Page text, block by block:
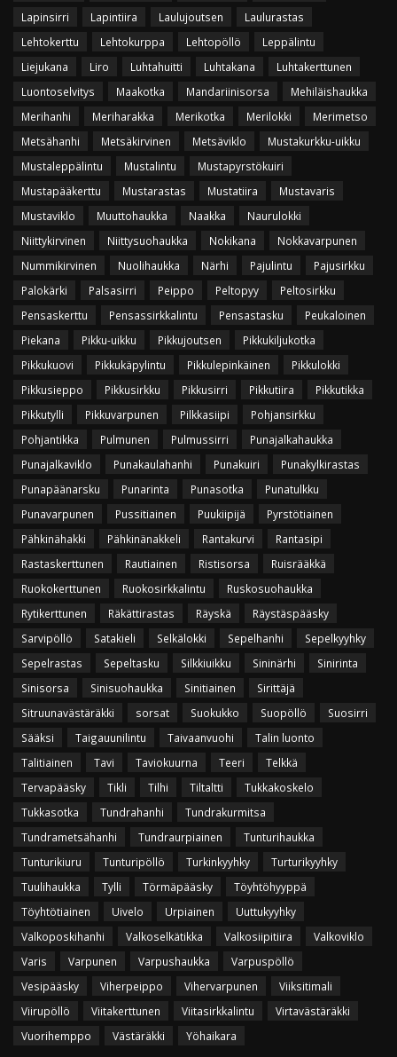
Lapinsirri
Lapintiira Laulujoutsen
Laulurastas
Lehtokerttu
Lehtokurppa Lehtopöllö
Leppälintu
Liejukana
Liro Luhtahuitti Luhtakana
Luhtakerttunen
Luontoselvitys
Maakotka Mandariinisorsa
Mehiläishaukka
Merihanhi
Meriharakka Merikotka Merilokki
Merimetso
Metsähanhi
Metsäkirvinen Metsäviklo
Mustakurkku-uikku
Mustaleppälintu
Mustalintu
Mustapyrstökuiri
Mustapääkerttu
Mustarastas Mustatiira
Mustavaris
Mustaviklo
Muuttohaukka Naakka
Naurulokki
Niittykirvinen
Niittysuohaukka Nokikana
Nokkavarpunen
Nummikirvinen
Nuolihaukka Närhi Pajulintu
Pajusirkku
Palokärki
Palsasirri Peippo Peltopyy
Peltosirkku
Pensaskerttu
Pensassirkkalintu Pensastasku
Peukaloinen
Piekana
Pikku-uikku Pikkujoutsen
Pikkukiljukotka
Pikkukuovi
Pikkukäpylintu Pikkulepinkäinen
Pikkulokki
Pikkusieppo
Pikkusirkku Pikkusirri Pikkutiira
Pikkutikka
Pikkutylli
Pikkuvarpunen Pilkkasiipi
Pohjansirkku
Pohjantikka
Pulmunen Pulmussirri
Punajalkahaukka
Punajalkaviklo
Punakaulahanhi Punakuiri
Punakylkirastas
Punapäänarsku
Punarinta Punasotka
Punatulkku
Punavarpunen
Pussitiainen Puukiipijä
Pyrstötiainen
Pähkinähakki
Pähkinänakkeli Rantakurvi
Rantasipi
Rastaskerttunen
Rautiainen Ristisorsa
Ruisrääkkä
Ruokokerttunen
Ruokosirkkalintu
Ruskosuohaukka
Rytikerttunen
Räkättirastas Räyskä
Räystäspääsky
Sarvipöllö
Satakieli Selkälokki Sepelhanhi
Sepelkyyhky
Sepelrastas
Sepeltasku Silkkiuikku Sininärhi
Sinirinta
Sinisorsa
Sinisuohaukka Sinitiainen
Sirittäjä
Sitruunavästäräkki
sorsat Suokukko Suopöllö
Suosirri
Sääksi
Taigauunilintu Taivaanvuohi
Talin luonto
Talitiainen
Tavi Taviokuurna Teeri
Telkkä
Tervapääsky
Tikli Tilhi Tiltaltti
Tukkakoskelo
Tukkasotka
Tundrahanhi
Tundrakurmitsa
Tundrametsähanhi
Tundraurpiainen
Tunturihaukka
Tunturikiuru
Tunturipöllö Turkinkyyhky
Turturikyyhky
Tuulihaukka
Tylli Törmäpääsky
Töyhtöhyyppä
Töyhtötiainen
Uivelo Urpiainen
Uuttukyyhky
Valkoposkihanhi
Valkoselkätikka Valkosiipitiira
Valkoviklo
Varis
Varpunen Varpushaukka
Varpuspöllö
Vesipääsky
Viherpeippo Vihervarpunen
Viiksitimali
Viirupöllö
Viitakerttunen Viitasirkkalintu
Virtavästäräkki
Vuorihemppo
Västäräkki Yöhaikara